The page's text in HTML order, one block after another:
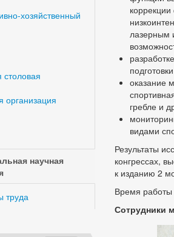
хозяйственный
столовая
научная
труда
лазерным
оказание
гребле и
видами
Результаты
конгрессах,
к изданию 2
Время
Сотрудники